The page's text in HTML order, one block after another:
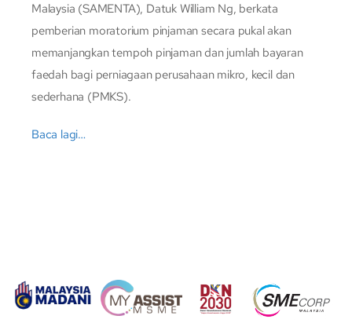
Malaysia (SAMENTA), Datuk William Ng, berkata
pemberian moratorium pinjaman secara pukal akan
memanjangkan tempoh pinjaman dan jumlah bayaran
faedah bagi perniagaan perusahaan mikro, kecil dan
sederhana (PMKS).
Baca lagi…